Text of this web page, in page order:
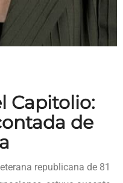
Capitolio:
de
republicana de 81